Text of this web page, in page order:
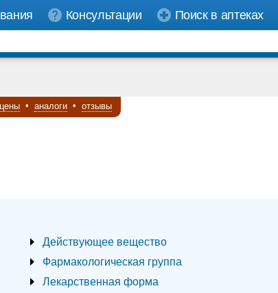
Консультации Поиск в аптеках
цены • аналоги • отзывы
Действующее вещество
Фармакологическая группа
Лекарственная форма